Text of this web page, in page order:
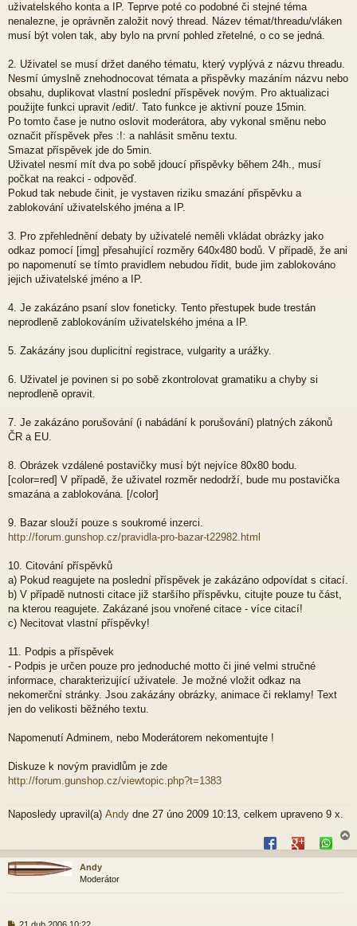
uživatelského konta a IP. Teprve poté co podobné či stejné téma
nenalezne, je oprávněn založit nový thread. Název témat/threadu/vláken
musí být volen tak, aby bylo na první pohled zřetelné, o co se jedná.
2. Uživatel se musí držet daného tématu, který vyplývá z názvu threadu.
Nesmí úmyslně znehodnocovat témata a přispěvky mazáním názvu nebo
obsahu, duplikovat vlastní poslední příspěvek novým. Pro aktualizaci
použijte funkci upravit /edit/. Tato funkce je aktivní pouze 15min.
Po tomto čase je nutno oslovit moderátora, aby vykonal směnu nebo
označit příspěvek přes :!: a nahlásit směnu textu.
Smazat příspěvek jde do 5min.
Uživatel nesmí mít dva po sobě jdoucí přispěvky během 24h., musí
počkat na reakci - odpověď.
Pokud tak nebude činit, je vystaven riziku smazání přispěvku a
zablokování uživatelského jména a IP.
3. Pro zpřehlednění debaty by uživatelé neměli vkládat obrázky jako
odkaz pomocí [img] přesahující rozměry 640x480 bodů. V případě, že ani
po napomenutí se tímto pravidlem nebudou řídit, bude jim zablokováno
jejich uživatelské jméno a IP.
4. Je zakázáno psaní slov foneticky. Tento přestupek bude trestán
neprodleně zablokováním uživatelského jména a IP.
5. Zakázány jsou duplicitní registrace, vulgarity a urážky.
6. Uživatel je povinen si po sobě zkontrolovat gramatiku a chyby si
neprodleně opravit.
7. Je zakázáno porušování (i nabádání k porušování) platných zákonů
ČR a EU.
8. Obrázek vzdálené postavičky musí být nejvíce 80x80 bodu.
[color=red] V případě, že uživatel rozměr nedodrží, bude mu postavička
smazána a zablokována. [/color]
9. Bazar slouží pouze s soukromé inzerci.
http://forum.gunshop.cz/pravidla-pro-bazar-t22982.html
10. Citování příspěvků
a) Pokud reagujete na poslední příspěvek je zakázáno odpovídat s citací.
b) V případě nutnosti citace již staršího příspěvku, citujte pouze tu část,
na kterou reagujete. Zakázané jsou vnořené citace - více citací!
c) Necitovat vlastní příspěvky!
11. Podpis a příspěvek
- Podpis je určen pouze pro jednoduché motto či jiné velmi stručné
informace, charakterizující uživatele. Je možné vložit odkaz na
nekomerční stránky. Jsou zakázány obrázky, animace či reklamy! Text
jen do velikosti běžného textu.
Napomenutí Adminem, nebo Moderátorem nekomentujte !
Diskuze k novým pravidlům je zde
http://forum.gunshop.cz/viewtopic.php?t=1383
Naposledy upravil(a) Andy dne 27 úno 2009 10:13, celkem upraveno 9 x.
a
h
Andy
Moderátor
P